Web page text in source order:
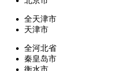
全天津市
天津市
全河北省
秦皇岛市
衡水市